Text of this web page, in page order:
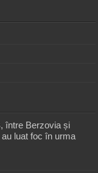
între Berzovia și
luat foc în urma